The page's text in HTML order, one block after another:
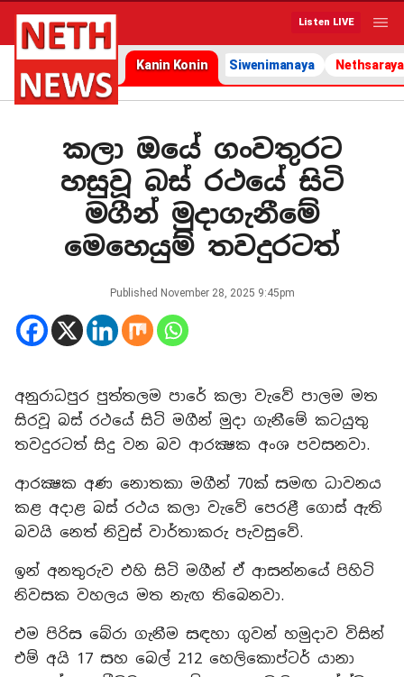
Listen LIVE
Kanin Konin Siwenimanaya Nethsaraya
කලා ඔයේ ගංවතුරට
හසුවූ බස් රථයේ සිටි
මගීන් මුදාගැනීමේ
මෙහෙයුම් තවදුරටත්
Published November 28, 2025 9:45pm
අනුරාධපුර පුත්තලම පාරේ කලා වැවේ පාලම මත
සිරවූ බස් රථයේ සිටි මගීන් මුදා ගැනීමේ කටයුතු
තවදුරටත් සිදු වන බව ආරක්‍ෂක අංශ පවසනවා.
ආරක්‍ෂක අණ නොතකා මගීන් 70ක් සමඟ ධාවනය
කළ අදාළ බස් රථය කලා වැවේ පෙරළී ගොස් ඇති
බවයි නෙත් නිවුස් වාර්තාකරු පැවසුවේ.
ඉන් අනතුරුව එහි සිටි මගීන් ඒ ආසන්නයේ පිහිටි
නිවසක වහලය මත නැඟ තිබෙනවා.
එම පිරිස බේරා ගැනීම සඳහා ගුවන් හමුදාව විසින්
එම් අයි 17 සහ බෙල් 212 හෙලිකොප්ටර් යානා